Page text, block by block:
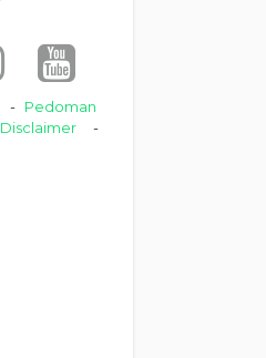
Pedoman
Disclaimer